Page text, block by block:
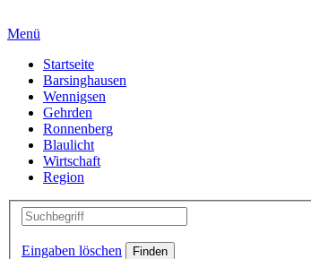
Menü
Startseite
Barsinghausen
Wennigsen
Gehrden
Ronnenberg
Blaulicht
Wirtschaft
Region
Eingaben löschen